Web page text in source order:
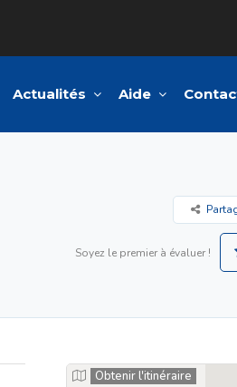
Actualités Aide
Soyez le premier à évaluer !
Obtenir l'itinéraire